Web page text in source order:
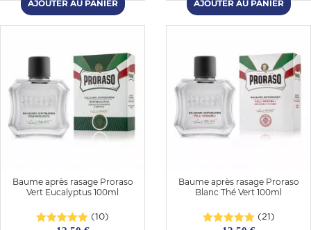
Baume après rasage Proraso
Vert Eucalyptus 100ml
(10)
Baume après rasage Proraso
Blanc Thé Vert 100ml
(21)